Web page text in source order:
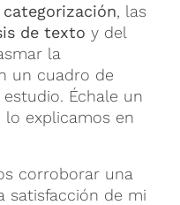
categorización, las
de texto y del
la
un cuadro de
Échale un
lo explicamos en
corroborar una
satisfacción de mi